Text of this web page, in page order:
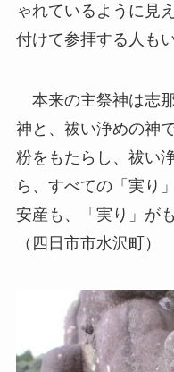
ゃれているように見
付けて参拝する人も
本来の主祭神は志
神と、祓い浄めの神
粉をもたらし、祓い
ら、すべての「実り
安産も、「実り」が
（四日市市水沢町）